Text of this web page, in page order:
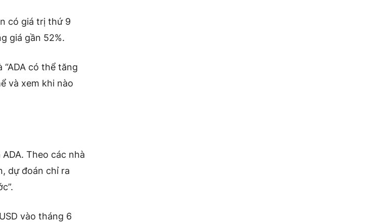
có giá trị thứ 9
giá gần 52%.
có thể tăng
và xem khi nào
Theo các nhà
dự đoán chỉ ra
vào tháng 6